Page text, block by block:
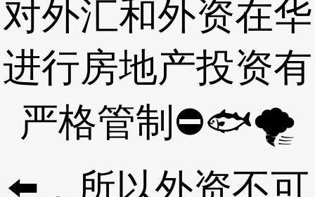
对外汇和外资在华
进行房地产投资有
严格管制⛔🐟🌪
⬅，所以外资不可